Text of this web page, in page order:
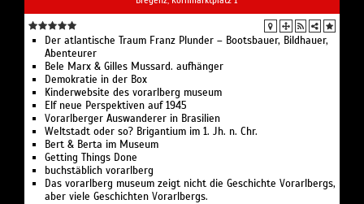
Der atlantische Traum Franz Plunder – Bootsbauer, Bildhauer,
Abenteurer
Bele Marx & Gilles Mussard. aufhänger
Demokratie in der Box
Kinderwebsite des vorarlberg museum
Elf neue Perspektiven auf 1945
Vorarlberger Auswanderer in Brasilien
Weltstadt oder so? Brigantium im 1. Jh. n. Chr.
Bert & Berta im Museum
Getting Things Done
buchstäblich vorarlberg
Das vorarlberg museum zeigt nicht die Geschichte Vorarlbergs,
aber viele Geschichten Vorarlbergs.